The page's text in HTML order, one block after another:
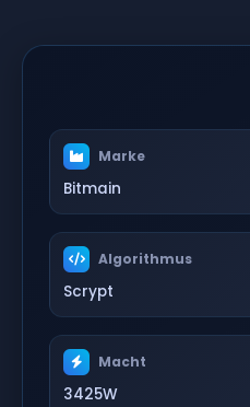
Marke
Bitmain
Algorithmus
Scrypt
Macht
3425W